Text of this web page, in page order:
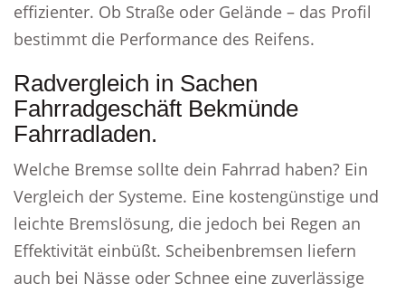
effizienter. Ob Straße oder Gelände – das Profil
bestimmt die Performance des Reifens.
Radvergleich in Sachen
Fahrradgeschäft Bekmünde
Fahrradladen.
Welche Bremse sollte dein Fahrrad haben? Ein
Vergleich der Systeme. Eine kostengünstige und
leichte Bremslösung, die jedoch bei Regen an
Effektivität einbüßt. Scheibenbremsen liefern
auch bei Nässe oder Schnee eine zuverlässige